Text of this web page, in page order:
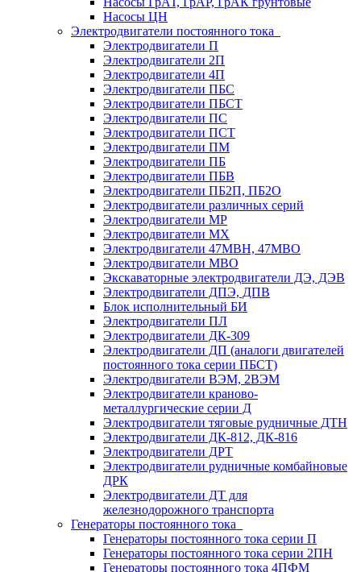
Насосы ЦН
Электродвигатели постоянного тока
Электродвигатели П
Электродвигатели 2П
Электродвигатели 4П
Электродвигатели ПБС
Электродвигатели ПБСТ
Электродвигатели ПС
Электродвигатели ПСТ
Электродвигатели ПМ
Электродвигатели ПБ
Электродвигатели ПБВ
Электродвигатели ПБ2П, ПБ2О
Электродвигатели различных серий
Электродвигатели МР
Электродвигатели MX
Электродвигатели 47MBH, 47МВО
Электродвигатели MBO
Экскаваторные электродвигатели ДЭ, ДЭВ
Электродвигатели ДПЭ, ДПВ
Блок исполнительный БИ
Электродвигатели ПЛ
Электродвигатели ДК-309
Электродвигатели ДП (аналоги двигателей
постоянного тока серии ПБСТ)
Электродвигатели ВЭМ, 2ВЭМ
Электродвигатели краново-
металлургические серии Д
Электродвигатели тяговые рудничные ДТН
Электродвигатели ДК-812, ДК-816
Электродвигатели ДРТ
Электродвигатели рудничные комбайновые
ДРК
Электродвигатели ДТ для
железнодорожного транспорта
Генераторы постоянного тока
Генераторы постоянного тока серии П
Генераторы постоянного тока серии 2ПН
Генераторы постоянного тока 4ПФМ